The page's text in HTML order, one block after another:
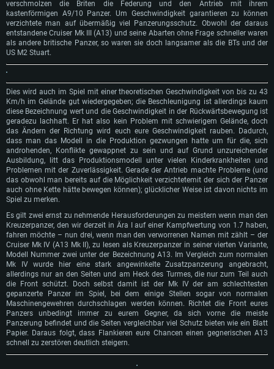
verschmolzen die Briten die Federung und den Antrieb mit ihrem
kastenförmigen A9/10 Panzer. Um Geschwindigkeit garantieren zu können
verzichtete man auf übermäßig viel Panzerungsschutz. Obwohl der daraus
entstandene Cruiser Mk III (A13) und seine Abarten ohne Frage schneller waren
als andere britische Panzer, so waren sie doch langsamer als die BTs und der
US M2 Stuart.
Dies wird auch im Spiel mit einer theoretischen Geschwindigkeit von bis zu 43
Km/h im Gelände gut wiedergegeben; die Beschleunigung ist allerdings kaum
diese Bezeichnung wert und die Geschwindigkeit in der Rückwärtsbewegung ist
geradezu lachhaft. Er hat also kein Problem mit schwierigem Gelände, doch
das Ändern der Richtung wird euch eure Geschwindigkeit rauben. Dadurch,
dass man das Modell in die Produktion gezwungen hatte um für die, sich
androhenden, Konflikte gewappnet zu sein und auf Grund unzureichender
Ausbildung, litt das Produktionsmodell unter vielen Kinderkrankheiten und
Problemen mit der Zuverlässigkeit. Gerade der Antrieb machte Probleme (und
das obwohl man bereits auf die Möglichkeit verzichtetemit der sich der Panzer
auch ohne Kette hätte bewegen können); glücklicher Weise ist davon nichts im
Spiel zu merken.
Es gilt zwei ernst zu nehmende Herausforderungen zu meistern wenn man den
Kreuzerpanzer, den wir derzeit in Ära I auf einer Kampfwertung von 1.7 haben,
fahren möchte – nun drei, wenn man den verworrenen Namen mit zählt – der
Cruiser Mk IV (A13 Mk II), zu lesen als Kreuzerpanzer in seiner vierten Variante,
Modell Nummer zwei unter der Bezeichnung A13. Im Vergleich zum normalen
Mk IV wurde hier eine stark angewinkelte Zusatzpanzerung angebracht,
allerdings nur an den Seiten und am Heck des Turmes, die nur zum Teil auch
die Front schützt. Doch selbst damit ist der Mk IV der am schlechtesten
gepanzerte Panzer im Spiel, bei dem einige Stellen sogar von normalen
Maschinengewehren durchschlagen werden können. Richtet die Front eures
Panzers unbedingt immer zu eurem Gegner, da sich vorne die meiste
Panzerung befindet und die Seiten vergleichbar viel Schutz bieten wie ein Blatt
Papier. Daraus folgt, dass Flankieren eure Chancen einen gegnerischen A13
schnell zu zerstören deutlich steigern.